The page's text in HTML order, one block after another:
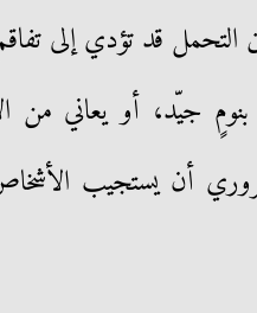
التحمل قد تؤدي إلى
جيّد، أو يعاني من
أن يستجيب الأشخاص